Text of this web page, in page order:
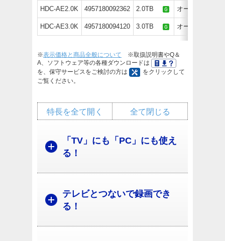
HDC-AE2.0K 4957180092362 2.0TB オープン価格
HDC-AE3.0K 4957180094120 3.0TB オープン価格
※表示価格と商品全般について ※取扱説明書やQ＆
A、ソフトウェア等の各種ダウンロードは
を、保守サービスをご検討の方は
をクリックして
ご覧ください。
全て閉じる
特長を全て開く
「TV」にも「PC」にも使え
る！
テレビとつないで録画でき
る！